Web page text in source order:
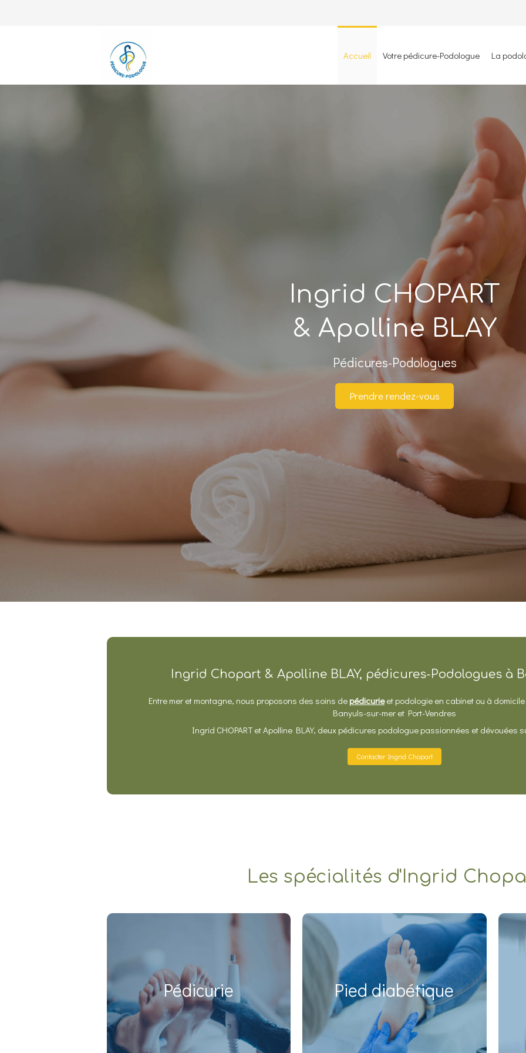
Accueil Votre pédicure-Podologue La
Ingrid CHOPART
& Apolline BLAY
Pédicures-Podologues
Prendre rendez-vous
Ingrid Chopart & Apolline BLAY, pédicures-Podologues à
Entre mer et montagne, nous proposons des soins de pédicurieet podologie en cabinet ou à
Banyuls-sur-mer et Port-Vendres
Ingrid CHOPART et Apolline BLAY, deux pédicures podologue passionnées et dévouées
Contacter Ingrid Chopart
Les spécialités d'Ingrid
Pédicurie
Les soins de pédicurie sont
un ensemble de soins destinés aux
pieds afin d'améliorer leur confort et
leur apparence, ainsi que ceux des
ongles.
En savoir plus
Pied diabétique